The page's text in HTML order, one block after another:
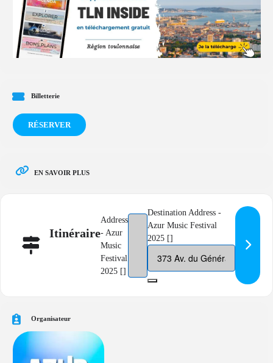
Billetterie
RÉSERVER
EN SAVOIR PLUS
Itinéraire
Address
- Azur
Music
Festival
2025 []
Destination Address -
Azur Music Festival
2025 []
Organisateur